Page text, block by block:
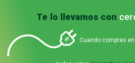
Te lo llevamos con
Cuando compras